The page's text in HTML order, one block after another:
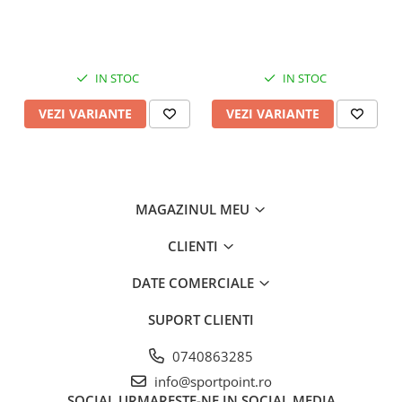
IN STOC
VEZI VARIANTE
IN STOC
VEZI VARIANTE
MAGAZINUL MEU
CLIENTI
DATE COMERCIALE
SUPORT CLIENTI
0740863285
info@sportpoint.ro